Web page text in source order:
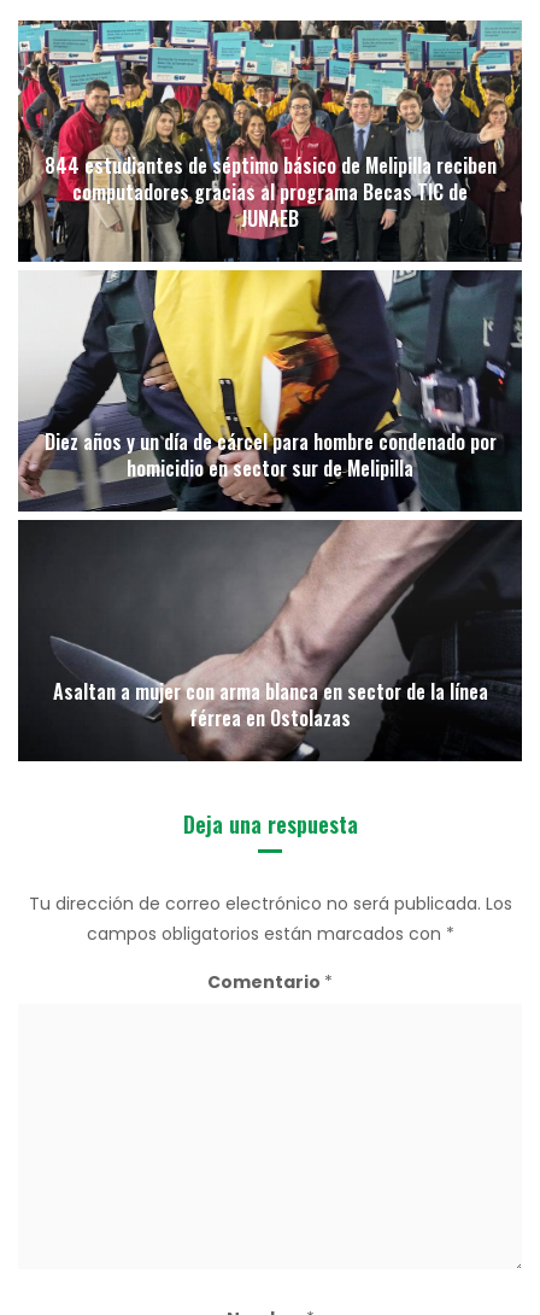
844 estudiantes de séptimo básico de Melipilla reciben
computadores gracias al programa Becas TIC de
JUNAEB
Diez años y un día de cárcel para hombre condenado por
homicidio en sector sur de Melipilla
Asaltan a mujer con arma blanca en sector de la línea
férrea en Ostolazas
Deja una respuesta
Tu dirección de correo electrónico no será publicada. Los
campos obligatorios están marcados con *
Comentario *